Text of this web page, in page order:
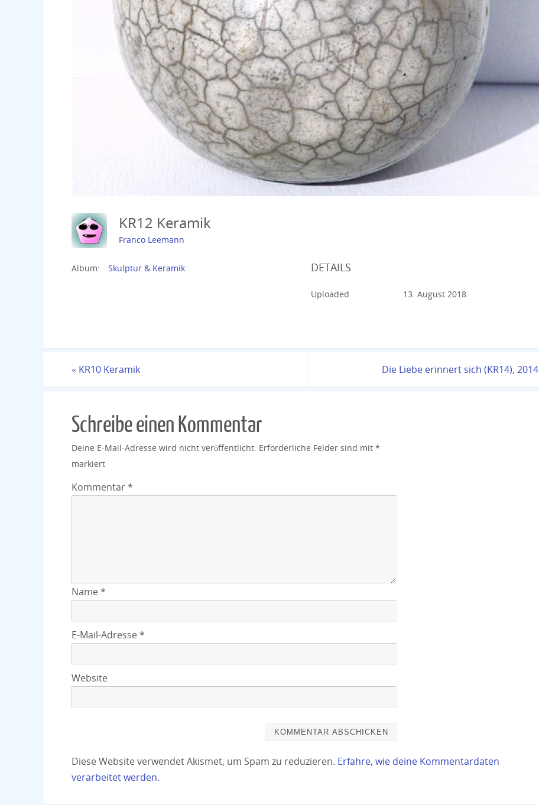
KR12 Keramik
Franco Leemann
Album: Skulptur & Keramik DETAILS
Uploaded 13. August 2018
« KR10 Keramik Die Liebe erinnert sich (KR14), 2014
Schreibe einen Kommentar
Deine E-Mail-Adresse wird nicht veröffentlicht. Erforderliche Felder sind mit *
markiert
Kommentar*
Name*
E-Mail-Adresse*
Website
Diese Website verwendet Akismet, um Spam zu reduzieren. Erfahre, wie deine Kommentardaten
verarbeitet werden.